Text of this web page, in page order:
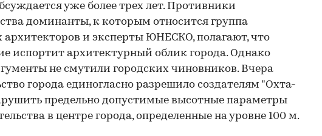
уже более трех лет. Противники
доминанты, к которым относится группа
архитекторов и эксперты ЮНЕСКО, полагают, что
испортит архитектурный облик города. Однако
не смутили городских чиновников. Вчера
города единогласно разрешило создателям "Охта-
предельно допустимые высотные параметры
в центре города, определенные на уровне 100 м.